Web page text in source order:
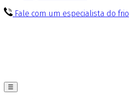
Fale com um especialista do frio
☰